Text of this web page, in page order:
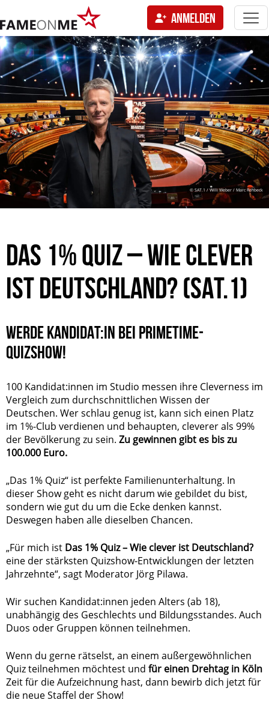
ANMELDEN
© SAT.1 / Willi Weber / Marc Rehbeck
DAS 1% QUIZ – WIE CLEVER
IST DEUTSCHLAND? (SAT.1)
WERDE KANDIDAT:IN BEI PRIMETIME-
QUIZSHOW!
100 Kandidat:innen im Studio messen ihre Cleverness im
Vergleich zum durchschnittlichen Wissen der
Deutschen. Wer schlau genug ist, kann sich einen Platz
im 1%-Club verdienen und behaupten, cleverer als 99%
der Bevölkerung zu sein. Zu gewinnen gibt es bis zu
100.000 Euro.
„Das 1% Quiz“ ist perfekte Familienunterhaltung. In
dieser Show geht es nicht darum wie gebildet du bist,
sondern wie gut du um die Ecke denken kannst.
Deswegen haben alle dieselben Chancen.
„Für mich ist Das 1% Quiz – Wie clever ist Deutschland?
eine der stärksten Quizshow-Entwicklungen der letzten
Jahrzehnte“, sagt Moderator Jörg Pilawa.
Wir suchen Kandidat:innen jeden Alters (ab 18),
unabhängig des Geschlechts und Bildungsstandes. Auch
Duos oder Gruppen können teilnehmen.
Wenn du gerne rätselst, an einem außergewöhnlichen
Quiz teilnehmen möchtest und für einen Drehtag in Köln
Zeit für die Aufzeichnung hast, dann bewirb dich jetzt für
die neue Staffel der Show!